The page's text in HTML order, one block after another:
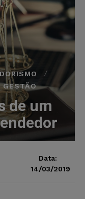
GESTÃO
de um
Data:
14/03/2019